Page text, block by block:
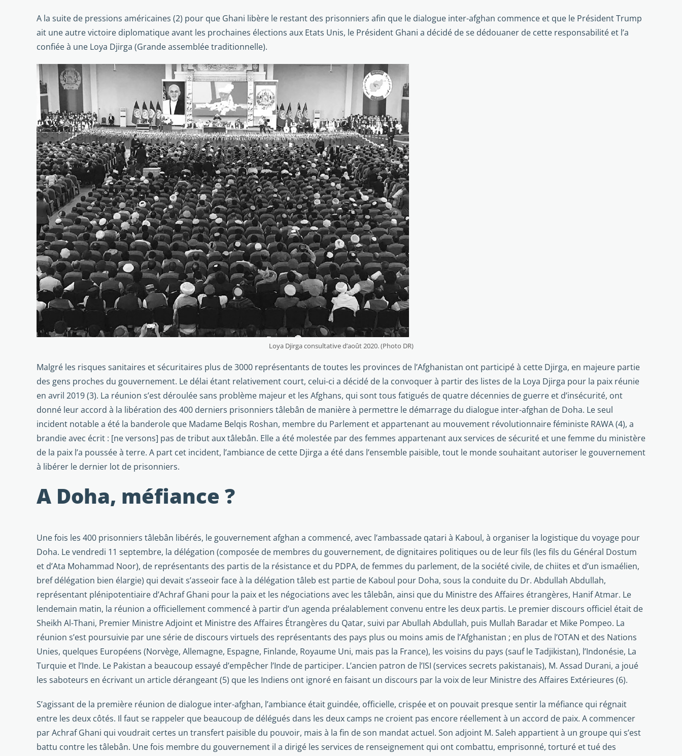
A la suite de pressions américaines (2) pour que Ghani libère le restant des prisonniers afin que le dialogue inter-afghan commence et que le Président Trump
ait une autre victoire diplomatique avant les prochaines élections aux Etats Unis, le Président Ghani a décidé de se dédouaner de cette respon­sabilité et l’a
confiée à une Loya Djirga (Grande assemblée traditionnelle).
Loya Djirga consultative d’août 2020. (Photo DR)
Malgré les risques sanitaires et sécuritaires plus de 3000 représentants de toutes les provinces de l’Afghanistan ont participé à cette Djirga, en majeure partie
des gens proches du gouvernement. Le délai étant relativement court, celui-ci a décidé de la convoquer à partir des listes de la Loya Djirga pour la paix réunie
en avril 2019 (3). La réunion s’est déroulée sans problème majeur et les Afghans, qui sont tous fatigués de quatre décennies de guerre et d’insécurité, ont
donné leur accord à la libération des 400 derniers prisonniers tâle­bân de manière à permettre le démarrage du dialogue inter-afghan de Doha. Le seul
incident notable a été la banderole que Madame Belqis Roshan, membre du Parlement et ap­partenant au mouvement révolutionnaire féministe RAWA (4), a
brandie avec écrit : [ne versons] pas de tribut aux tâlebân. Elle a été molestée par des femmes appartenant aux services de sécurité et une femme du ministère
de la paix l’a poussée à terre. A part cet incident, l’ambiance de cette Djirga a été dans l’ensemble paisible, tout le monde souhaitant autoriser le gouvernement
à libérer le dernier lot de prisonniers.
A Doha, méfiance ?
Une fois les 400 prisonniers tâlebân libérés, le gouverne­ment afghan a commencé, avec l’ambassade qatari à Kaboul, à organiser la logistique du voyage pour
Doha. Le vendredi 11 septembre, la délégation (composée de membres du gou­vernement, de dignitaires politiques ou de leur fils (les fils du Général Dostum
et d’Ata Mohammad Noor), de repré­sentants des partis de la résistance et du PDPA, de femmes du parlement, de la société civile, de chiites et d’un ismaé­lien,
bref délégation bien élargie) qui devait s’asseoir face à la délégation tâleb est partie de Kaboul pour Doha, sous la conduite du Dr. Abdullah Abdullah,
représentant plénipoten­tiaire d’Achraf Ghani pour la paix et les négociations avec les tâlebân, ainsi que du Ministre des Affaires étrangères, Hanif Atmar. Le
lendemain matin, la réunion a officiellement com­mencé à partir d’un agenda préalablement convenu entre les deux partis. Le premier discours officiel était de
Sheikh Al-Thani, Premier Ministre Adjoint et Ministre des Affaires Étrangères du Qatar, suivi par Abullah Abdullah, puis Mullah Baradar et Mike Pompeo. La
réunion s’est poursuivie par une série de discours virtuels des représentants des pays plus ou moins amis de l’Afghanistan ; en plus de l’OTAN et des Nations
Unies, quelques Européens (Norvège, Allemagne, Espagne, Finlande, Royaume Uni, mais pas la France), les voi­sins du pays (sauf le Tadjikistan), l’Indonésie, La
Turquie et l’Inde. Le Pakistan a beaucoup essayé d’empêcher l’Inde de participer. L’ancien patron de l’ISI (services secrets pakista­nais), M. Assad Durani, a joué
les saboteurs en écrivant un article dérangeant (5) que les Indiens ont ignoré en faisant un discours par la voix de leur Ministre des Affaires Extérieures (6).
S’agissant de la première réunion de dialogue inter-afghan, l’ambiance était guindée, officielle, crispée et on pouvait presque sentir la méfiance qui régnait
entre les deux côtés. Il faut se rappeler que beaucoup de délégués dans les deux camps ne croient pas encore réellement à un accord de paix. A commencer
par Achraf Ghani qui voudrait certes un transfert paisible du pouvoir, mais à la fin de son mandat actuel. Son adjoint M. Saleh appartient à un groupe qui s’est
battu contre les tâlebân. Une fois membre du gouvernement il a dirigé les services de renseignement qui ont combattu, emprisonné, torturé et tué des